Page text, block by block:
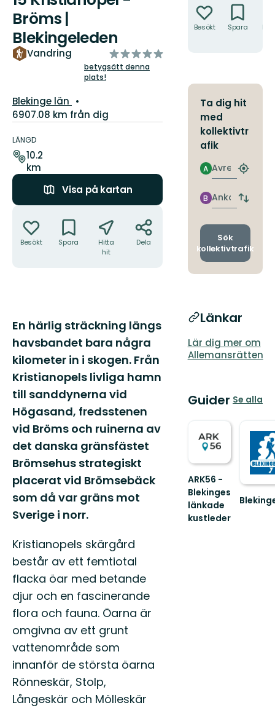
Bröms |
Blekingeleden
Vandring
av
5
betygsätt denna
plats!
Län:
Blekinge län
6907.08 km från dig
om
leden
LÄNGD
10.2
km
Visa på kartan
Besökt Spara
Hitta
hit
Dela
Beskrivning
En härlig sträckning längs
havsbandet bara några
kilometer in i skogen. Från
Kristianopels livliga hamn
till sanddynerna vid
Högasand, fredsstenen
vid Bröms och ruinerna av
det danska gränsfästet
Brömsehus strategiskt
placerat vid Brömsebäck
som då var gräns mot
Sverige i norr.
Kristianopels skärgård
består av ett femtiotal
flacka öar med betande
djur och en fascinerande
flora och fauna. Öarna är
omgivna av ett grunt
vattenområde som
innanför de största öarna
Rönneskär, Stolp,
Långeskär och Mölleskär
Besökt Spara
Ta dig hit
med
kollektivtr
afik
Avresa
A
Hitta
Ankomst
B
Byt
och
Sök
kollektivtrafik
Länkar
Lär dig mer om
Allemansrätten
Guider Se alla
ARK56 -
Blekinges
länkade
kustleder